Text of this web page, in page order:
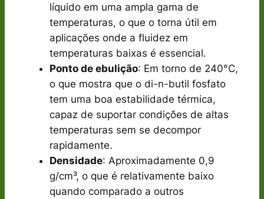
líquido em uma ampla gama de
temperaturas, o que o torna útil em
aplicações onde a fluidez em
temperaturas baixas é essencial.
Ponto de ebulição: Em torno de 240°C,
o que mostra que o di-n-butil fosfato
tem uma boa estabilidade térmica,
capaz de suportar condições de altas
temperaturas sem se decompor
rapidamente.
Densidade: Aproximadamente 0,9
g/cm³, o que é relativamente baixo
quando comparado a outros